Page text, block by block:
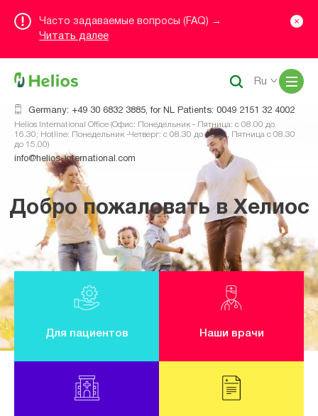
Часто задаваемые вопросы (FAQ) →
Читать далее
Germany: +49 30 6832 3885, for NL Patients: 0049 2151 32 4002
Helios International Office (Офис: Понедельник - Пятница: с 08.00 до
16.30; Hotline: Понедельник -Четверг: с 08.30 до 16.00, Пятница с 08.30
до 15.00)
info@helios-international.com
Ru
Добро пожаловать в Хелиос
Для пациентов Наши врачи